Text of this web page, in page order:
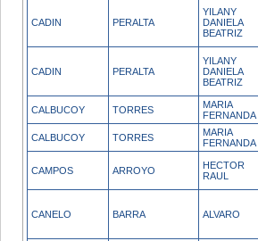
CADIN PERALTA
YILANY
DANIELA
BEATRIZ
CADIN PERALTA
YILANY
DANIELA
BEATRIZ
CALBUCOY TORRES
MARIA
FERNANDA
CALBUCOY TORRES
MARIA
FERNANDA
CAMPOS ARROYO
HECTOR
RAUL
CANELO BARRA ALVARO